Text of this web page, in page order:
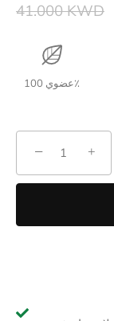
41.000 KWD
عضوي 100٪
− +